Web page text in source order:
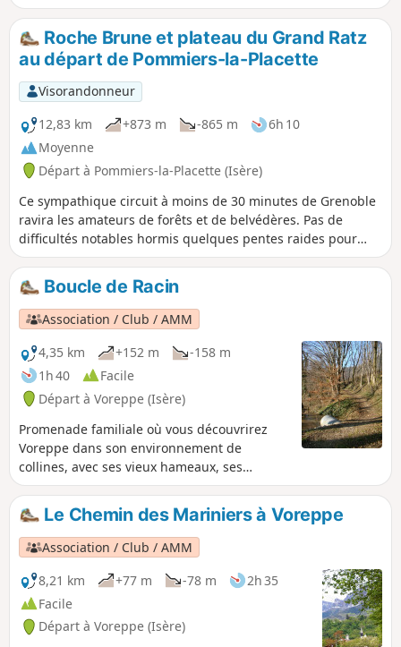
Roche Brune et plateau du Grand Ratz
au départ de Pommiers-la-Placette
Visorandonneur
12,83 km
+873 m -865 m
6h 10
Moyenne
Départ à Pommiers-la-Placette (Isère)
Ce sympathique circuit à moins de 30 minutes de Grenoble
ravira les amateurs de forêts et de belvédères. Pas de
difficultés notables hormis quelques pentes raides pour
arriver à Roche Brune.
Boucle de Racin
Association / Club / AMM
4,35 km
+152 m
-158 m
1h 40
Facile
Départ à Voreppe (Isère)
Promenade familiale où vous découvrirez
Voreppe dans son environnement de
collines, avec ses vieux hameaux, ses
coteaux autrefois couverts de vignes et le
monastère des Clarisses. Sentier n°1 des
"Sentiers de Chartreuse Occidentale" Ce
sentier présente néanmoins des risques
propres aux sentiers de montagne et
forestiers ( chute de branches et
débordement de la Roize au pas Japonais,...).
Le Chemin des Mariniers à Voreppe
Association / Club / AMM
8,21 km
+77 m -78 m
2h 35
Facile
Départ à Voreppe (Isère)